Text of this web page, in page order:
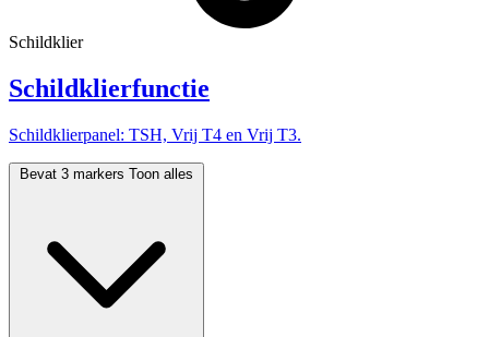
Schildklier
Schildklierfunctie
Schildklierpanel: TSH, Vrij T4 en Vrij T3.
Bevat 3 markers Toon alles